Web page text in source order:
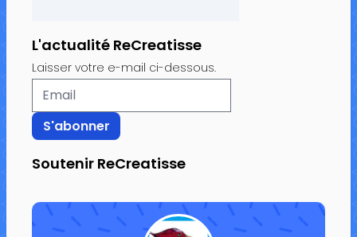
L'actualité ReCreatisse
Laisser votre e-mail ci-dessous.
Soutenir ReCreatisse